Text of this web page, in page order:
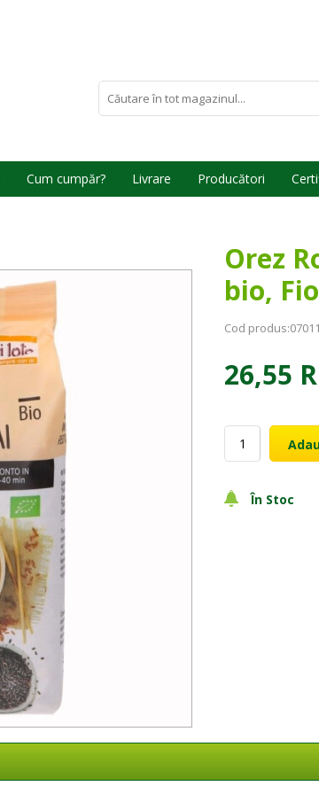
Cum cumpăr? Livrare Producători
Orez
bio,
Cod produs:
26,55
În Stoc